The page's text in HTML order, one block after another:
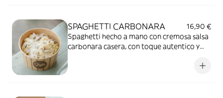
SPAGHETTI CARBONARA
16,90 €
Spaghetti hecho a mano con cremosa salsa
carbonara casera, con toque autentico y